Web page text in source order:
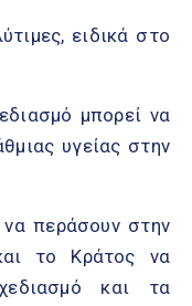
ειδικά στο
μπορεί να
υγείας στην
περάσουν στην
το Κράτος να
και τα